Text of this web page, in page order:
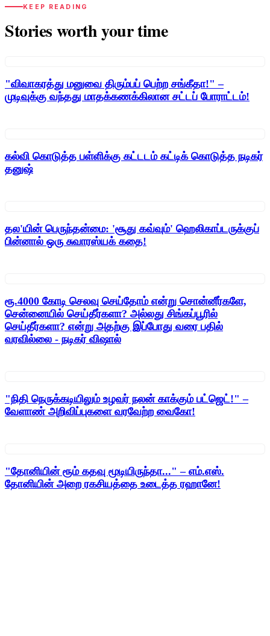
KEEP READING
Stories worth your time
"விவாகரத்து மனுவை திரும்பப் பெற்ற சங்கீதா!" –
முடிவுக்கு வந்தது மாதக்கணக்கிலான சட்டப் போராட்டம்!
கல்வி கொடுத்த பள்ளிக்கு கட்டடம் கட்டிக் கொடுத்த நடிகர்
தனுஷ்
தல'யின் பெருந்தன்மை: 'சூது கவ்வும்' ஹெலிகாப்டருக்குப்
பின்னால் ஒரு சுவாரஸ்யக் கதை!
ரூ.4000 கோடி செலவு செய்தோம் என்று சொன்னீர்களே,
சென்னையில் செய்தீர்களா? அல்லது சிங்கப்பூரில்
செய்தீர்களா? என்று அதற்கு இப்போது வரை பதில்
வரவில்லை - நடிகர் விஷால்
"நிதி நெருக்கடியிலும் உழவர் நலன் காக்கும் பட்ஜெட்!" –
வேளாண் அறிவிப்புகளை வரவேற்ற வைகோ!
"தோனியின் ரூம் கதவு மூடியிருந்தா..." – எம்.எஸ்.
தோனியின் அறை ரகசியத்தை உடைத்த ரஹானே!